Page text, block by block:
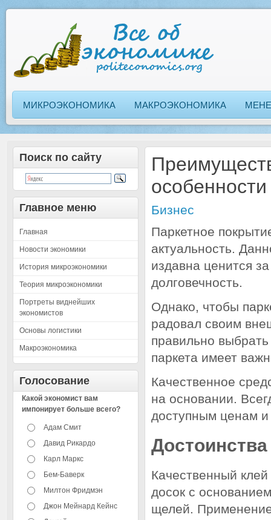
МИКРОЭКОНОМИКА МАКРОЭКОНОМИКА
Поиск по сайту
Главное меню
Главная
Новости экономики
История микроэкономики
Теория микроэкономики
Портреты виднейших
экономистов
Основы логистики
Макроэкономика
Голосование
Какой экономист вам
импонирует больше всего?
Адам Смит
Давид Рикардо
Карл Маркс
Бем-Баверк
Милтон Фридмэн
Джон Мейнард Кейнс
Бизнес
Паркетное
актуальность.
издавна ценится
долговечность.
Однако, чтобы
радовал своим
правильно
паркета имеет
Качественное
на основании.
доступным ценам и
Качественный
досок с
щелей.